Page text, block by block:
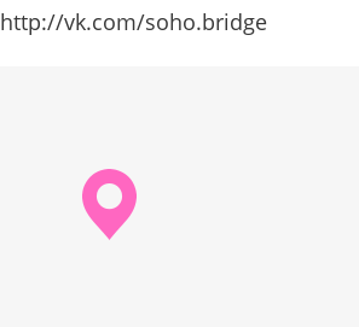
http://vk.com/soho.bridge